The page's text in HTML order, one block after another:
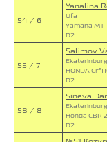
54 / 6
Yanalina
Ufa
Yamaha
D2
55 / 7
Salimov
Ekaterinburg
HONDA
D2
58 / 8
Sineva
Ekaterinburg
Honda CBR
D2
№51